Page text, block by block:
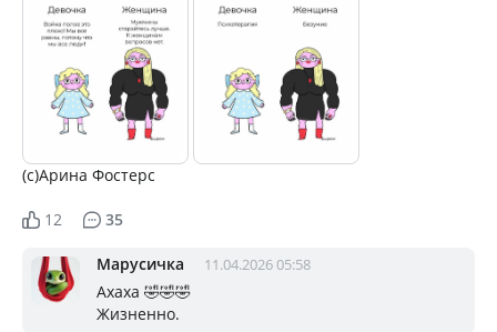
(с)Арина Фостерс
12 35
Марусичка 11.04.2026 05:58
Ахаха 🤣🤣🤣
Жизненно.